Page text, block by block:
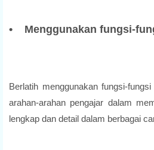
• Menggunakan fungsi-
Berlatih menggunakan fungsi-
arahan-arahan pengajar dalam
lengkap dan detail dalam berbagai